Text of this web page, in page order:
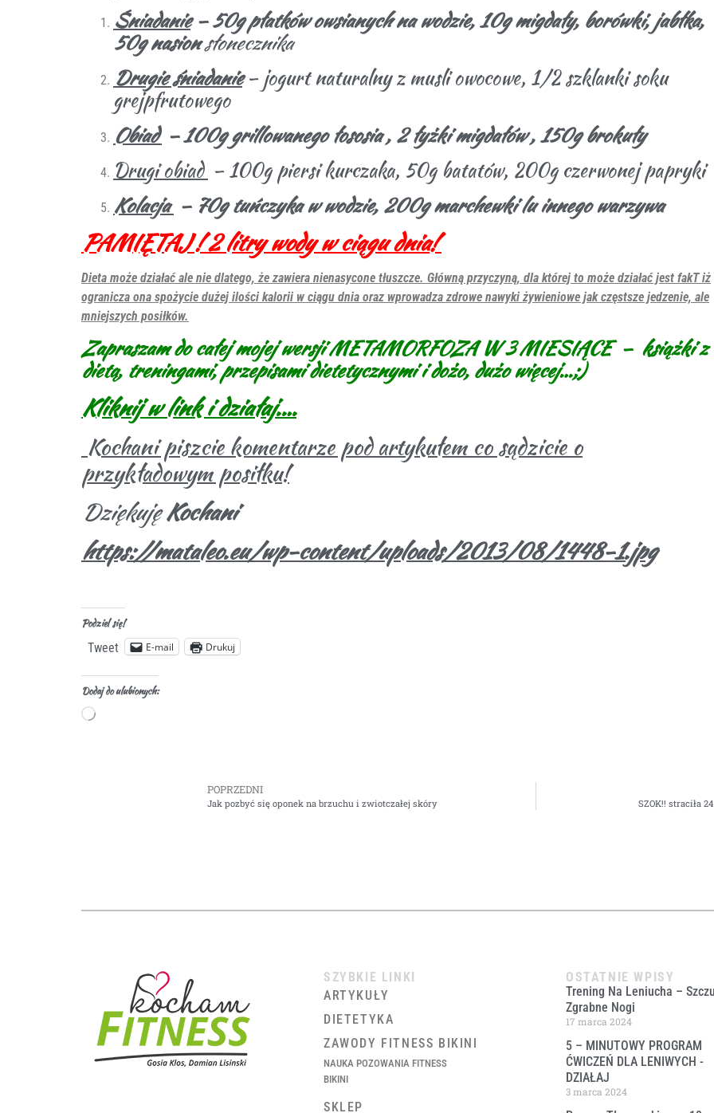
Śniadanie– 50g płatków owsianych na wodzie, 10g migdały, borówki, jabłka,
50g nasionsłonecznika
Drugie śniadanie– jogurt naturalny z musli owocowe, 1/2 szklanki soku
grejpfrutowego
Obiad – 100g grillowanego łososia , 2 łyżki migdałów , 150g brokuły
Drugi obiad – 100g piersi kurczaka, 50g batatów, 200g czerwonej papryki
Kolacja – 70g tuńczyka w wodzie, 200g marchewki lu innego warzywa
PAMIĘTAJ ! 2 litry wody w ciągu dnia!
Dieta może działać ale nie dlatego, że zawiera nienasycone tłuszcze. Główną przyczyną, dla której to może działać jest fakT iż
ogranicza ona spożycie dużej ilości kalorii w ciągu dnia oraz wprowadza zdrowe nawyki żywieniowe jak częstsze jedzenie, ale
mniejszych posiłków.
Zapraszam do całej mojej wersji METAMORFOZA W 3 MIESIĄCE – książki z
dietą, treningami, przepisami dietetycznymi i dożo, dużo więcej…;)
Kliknij w link i działaj.…
Kochani piszcie komentarze pod artykułem co sądzicie o
przykładowym posiłku!
DziękujęKochani
https://mataleo.eu/wp-content/uploads/2013/08/1448-1.jpg
Podziel się!
Tweet E-mail Drukuj
Dodaj do ulubionych:
POPRZEDNI
Jak pozbyć się oponek na brzuchu i zwiotczałej skóry SZOK!! straciła
SZYBKIE LINKI
ARTYKUŁY
DIETETYKA
ZAWODY FITNESS BIKINI
NAUKA POZOWANIA FITNESS
BIKINI
SKLEP
OSTATNIE WPISY
Trening Na Leniucha –
Zgrabne Nogi
17 marca 2024
5 – MINUTOWY PROGRAM
ĆWICZEŃ DLA LENIWYCH ​-
DZIAŁAJ
3 marca 2024